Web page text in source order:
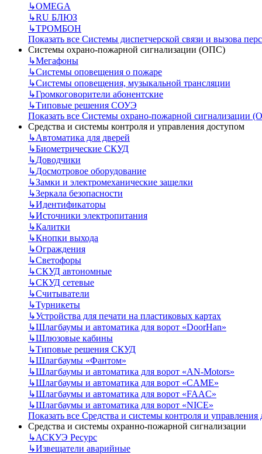
↳OMEGA
↳RU БЛЮЗ
↳ТРОМБОН
Показать все Системы диспетчерской связи и вызова
Системы охрано-пожарной сигнализации (ОПС)
↳Мегафоны
↳Системы оповещения о пожаре
↳Системы оповещения, музыкальной трансляции
↳Громкоговорители абонентские
↳Типовые решения СОУЭ
Показать все Системы охрано-пожарной сигнализации
Средства и системы контроля и управления доступом
↳Автоматика для дверей
↳Биометрические СКУД
↳Доводчики
↳Досмотровое оборудование
↳Замки и электромеханические защелки
↳Зеркала безопасности
↳Идентификаторы
↳Источники электропитания
↳Калитки
↳Кнопки выхода
↳Ограждения
↳Светофоры
↳СКУД автономные
↳СКУД сетевые
↳Считыватели
↳Турникеты
↳Устройства для печати на пластиковых картах
↳Шлагбаумы и автоматика для ворот «DoorHan»
↳Шлюзовые кабины
↳Типовые решения СКУД
↳Шлагбаумы «Фантом»
↳Шлагбаумы и автоматика для ворот «AN-Motors»
↳Шлагбаумы и автоматика для ворот «CAME»
↳Шлагбаумы и автоматика для ворот «FAAC»
↳Шлагбаумы и автоматика для ворот «NICE»
Показать все Средства и системы контроля и управления
Средства и системы охранно-пожарной сигнализации
↳АСКУЭ Ресурс
↳Извещатели аварийные